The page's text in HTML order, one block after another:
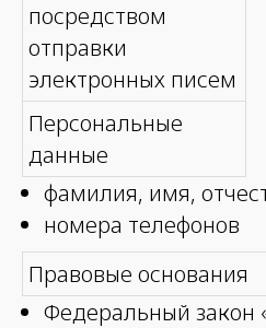
посредством
отправки
электронных писем
Персональные
данные
фамилия, имя,
номера телефонов
Правовые основания
Федеральный закон